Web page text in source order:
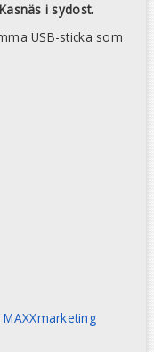
i sydost.
USB-sticka som